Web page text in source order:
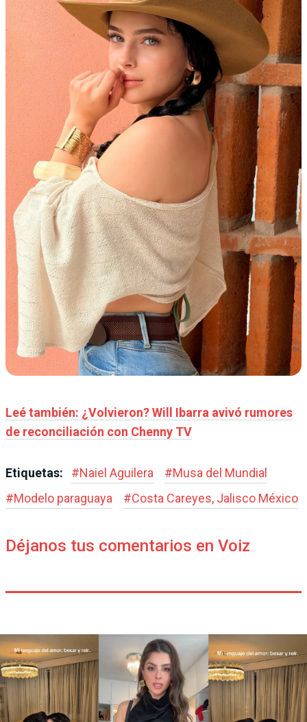
Leé también: ¿Volvieron? Will Ibarra avivó rumores
de reconciliación con Chenny TV
Etiquetas: #Naiel Aguilera #Musa del Mundial
#Modelo paraguaya #Costa Careyes, Jalisco México
Déjanos tus comentarios en Voiz